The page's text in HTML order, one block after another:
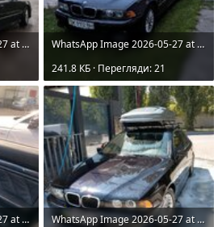
WhatsApp Image 2026-05-27 at 16.40.41.jpeg
WhatsApp Image 2026-05-27 at 16.40.42.jpeg
241.8 КБ · Перегляди: 21
WhatsApp Image 2026-05-27 at 16.47.30 (4).jpeg
WhatsApp Image 2026-05-27 at 16.43.41.jpeg